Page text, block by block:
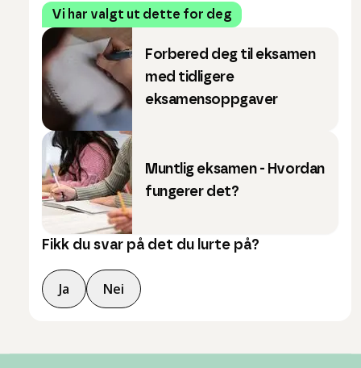
Vi har valgt ut dette for deg
Forbered deg til eksamen
med tidligere
eksamensoppgaver
Muntlig eksamen - Hvordan
fungerer det?
Fikk du svar på det du lurte på?
Ja Nei